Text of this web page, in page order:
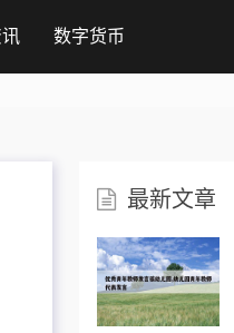
数字货币
最新文章